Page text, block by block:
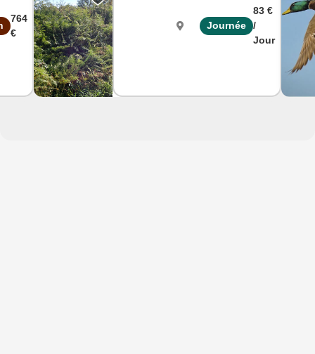
764
€
Journée
83 €
/
Jour